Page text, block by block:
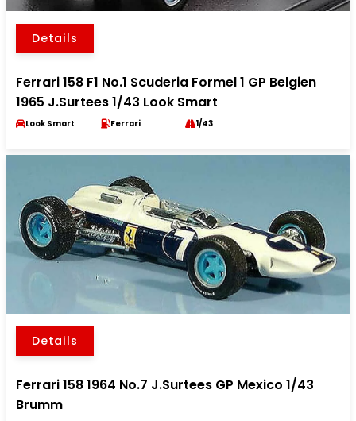
Details
Ferrari 158 F1 No.1 Scuderia Formel 1 GP Belgien
1965 J.Surtees 1/43 Look Smart
Look Smart Ferrari 1/43
Details
Ferrari 158 1964 No.7 J.Surtees GP Mexico 1/43
Brumm